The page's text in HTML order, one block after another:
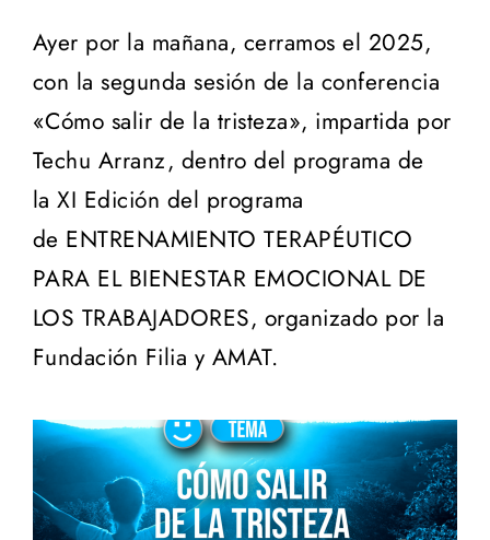
Ayer por la mañana, cerramos el 2025,
con la segunda sesión de la conferencia
«Cómo salir de la tristeza», impartida por
Techu Arranz, dentro del programa de
la XI Edición del programa
de ENTRENAMIENTO TERAPÉUTICO
PARA EL BIENESTAR EMOCIONAL DE
LOS TRABAJADORES, organizado por la
Fundación Filia y AMAT.